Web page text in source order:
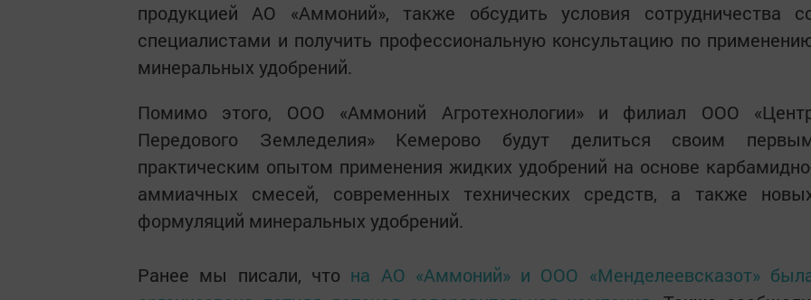
продукцией АО «Аммоний», также обсудить условия сотрудничества
специалистами и получить профессиональную консультацию по
минеральных удобрений.
Помимо этого, ООО «Аммоний Агротехнологии» и филиал ООО
Передового Земледелия» Кемерово будут делиться своим
практическим опытом применения жидких удобрений на основе
аммиачных смесей, современных технических средств, а также
формуляций минеральных удобрений.
Ранее мы писали, что на АО «Аммоний» и ООО «Менделеевсказот»